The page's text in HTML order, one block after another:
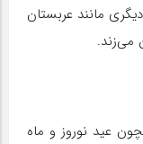
مانند عربستان
می‌زند.
عید نوروز و ماه